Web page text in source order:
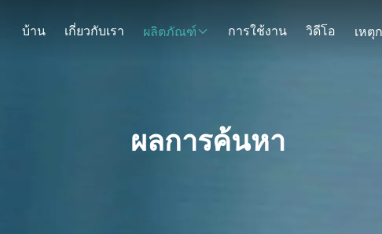
บ้าน เกี่ยวกับเรา ผลิตภัณฑ์ การใช้งาน วิดีโอ
ผลการค้นหา